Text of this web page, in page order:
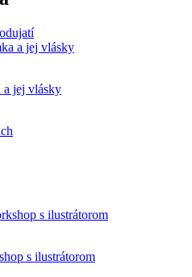
a jej vlásky
s ilustrátorom